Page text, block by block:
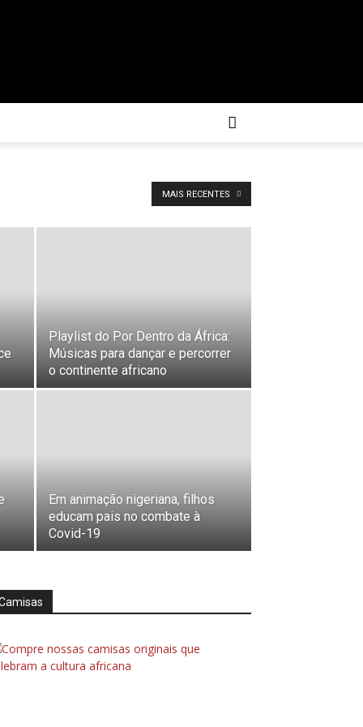
MAIS RECENTES
Playlist do Por Dentro da África:
Músicas para dançar e percorrer
o continente africano
Em animação nigeriana, filhos
educam pais no combate à
Covid-19